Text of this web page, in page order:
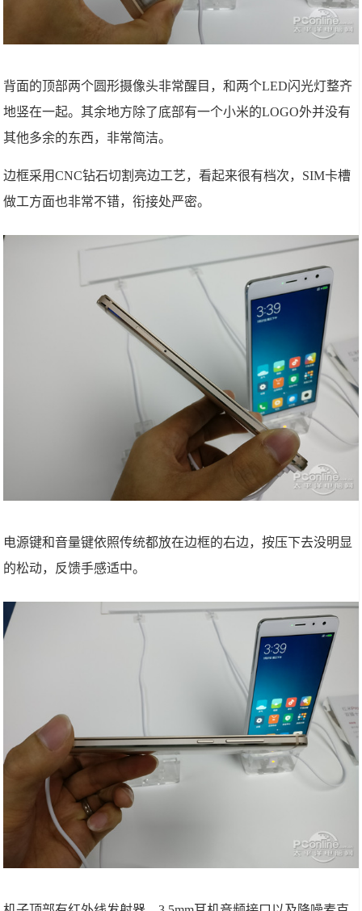
背面的顶部两个圆形摄像头非常醒目，和两个LED闪光灯整齐
地竖在一起。其余地方除了底部有一个小米的LOGO外并没有
其他多余的东西，非常简洁。
边框采用CNC钻石切割亮边工艺，看起来很有档次，SIM卡槽
做工方面也非常不错，衔接处严密。
电源键和音量键依照传统都放在边框的右边，按压下去没明显
的松动，反馈手感适中。